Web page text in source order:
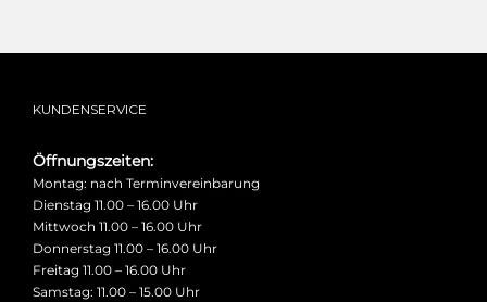
KUNDENSERVICE
Öffnungszeiten:
Montag: nach Terminvereinbarung
Dienstag 11.00 – 16.00 Uhr
Mittwoch 11.00 – 16.00 Uhr
Donnerstag 11.00 – 16.00 Uhr
Freitag 11.00 – 16.00 Uhr
Samstag: 11.00 – 15.00 Uhr